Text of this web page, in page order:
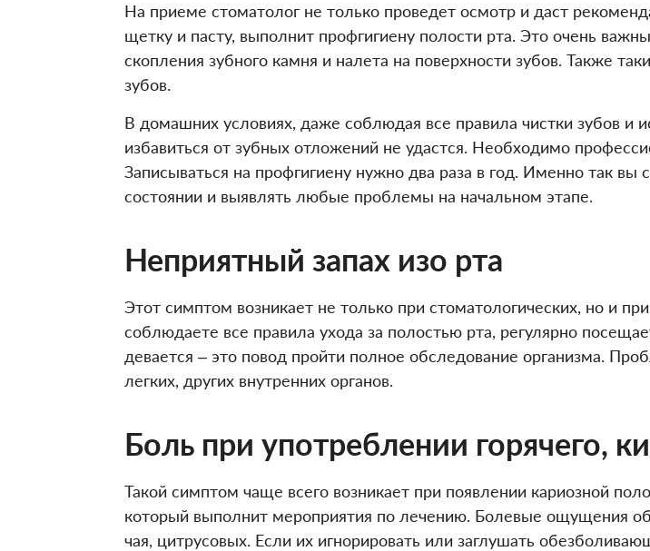
На приеме стоматолог не только проведет осмотр и даст
щетку и пасту, выполнит профгигиену полости рта. Это очень
скопления зубного камня и налета на поверхности зубов. Также
зубов.
В домашних условиях, даже соблюдая все правила чистки зубов и
избавиться от зубных отложений не удастся. Необходимо
Записываться на профгигиену нужно два раза в год. Именно так
состоянии и выявлять любые проблемы на начальном этапе.
Неприятный запах изо рта
Этот симптом возникает не только при стоматологических, но и
соблюдаете все правила ухода за полостью рта, регулярно
девается – это повод пройти полное обследование организма.
легких, других внутренних органов.
Боль при употреблении горячего,
Такой симптом чаще всего возникает при появлении кариозной
который выполнит мероприятия по лечению. Болевые ощущения
чая, цитрусовых. Если их игнорировать или заглушать